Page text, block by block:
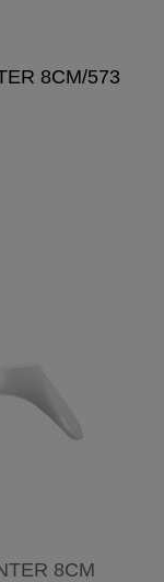
8CM/573
8CM